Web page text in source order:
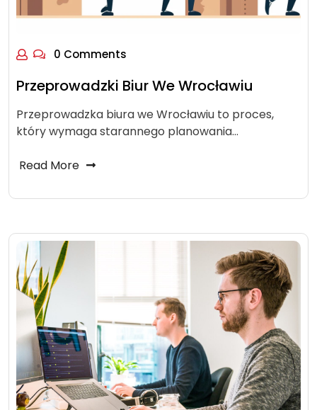
0 Comments
Przeprowadzki Biur We Wrocławiu
Przeprowadzka biura we Wrocławiu to proces,
który wymaga starannego planowania…
Read More